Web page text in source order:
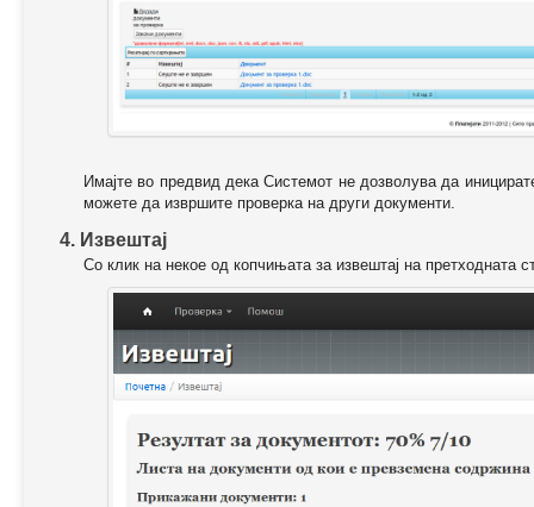
Имајте во предвид дека Системот не дозволува да
можете да извршите проверка на други документи.
4. Извештај
Со клик на некое од копчињата за извештај на претходната